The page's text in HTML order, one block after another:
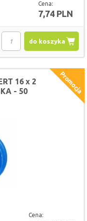
Cena:
7,74 PLN
do koszyka
Cena:
16 x 2
- 50